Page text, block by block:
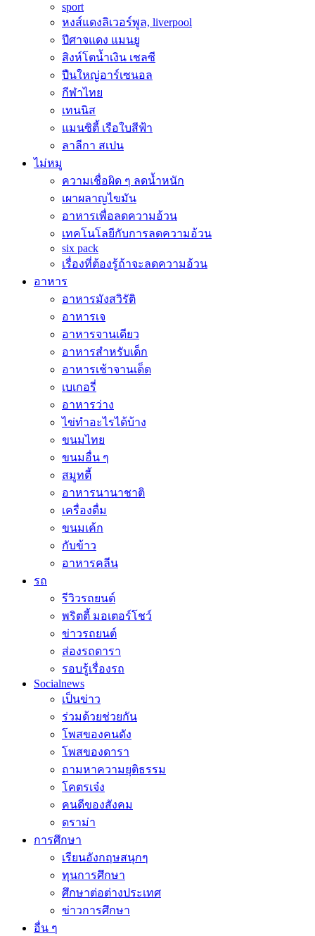
sport
หงส์แดงลิเวอร์พูล, liverpool
ปีศาจแดง แมนยู
สิงห์โตน้ำเงิน เชลซี
ปืนใหญ่อาร์เซนอล
กีฬาไทย
เทนนิส
แมนซิตี้ เรือใบสีฟ้า
ลาลีกา สเปน
ไม่หมู
ความเชื่อผิด ๆ ลดน้ำหนัก
เผาผลาญไขมัน
อาหารเพื่อลดความอ้วน
เทคโนโลยีกับการลดความอ้วน
six pack
เรื่องที่ต้องรู้ถ้าจะลดความอ้วน
อาหาร
อาหารมังสวิรัติ
อาหารเจ
อาหารจานเดียว
อาหารสำหรับเด็ก
อาหารเช้าจานเด็ด
เบเกอรี่
อาหารว่าง
ไข่ทำอะไรได้บ้าง
ขนมไทย
ขนมอื่น ๆ
สมูทตี้
อาหารนานาชาติ
เครื่องดื่ม
ขนมเค้ก
กับข้าว
อาหารคลีน
รถ
รีวิวรถยนต์
พริตตี้ มอเตอร์โชว์
ข่าวรถยนต์
ส่องรถดารา
รอบรู้เรื่องรถ
Socialnews
เป็นข่าว
ร่วมด้วยช่วยกัน
โพสของคนดัง
โพสของดารา
ถามหาความยุติธรรม
โคตรเจ๋ง
คนดีของสังคม
ดราม่า
การศึกษา
เรียนอังกฤษสนุกๆ
ทุนการศึกษา
ศึกษาต่อต่างประเทศ
ข่าวการศึกษา
อื่น ๆ